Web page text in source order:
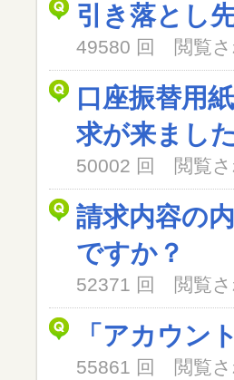
引き落とし
49580 回 閲覧
口座振替用
求が来まし
50002 回 閲覧
請求内容の
ですか？
52371 回 閲覧
「アカウン
55861 回 閲覧